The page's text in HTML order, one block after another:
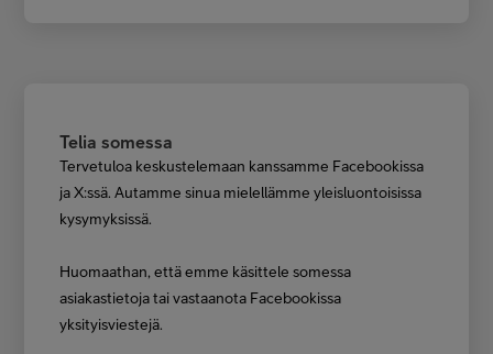
Telia somessa
Tervetuloa keskustelemaan kanssamme Facebookissa
ja X:ssä. Autamme sinua mielellämme yleisluontoisissa
kysymyksissä.
Huomaathan, että emme käsittele somessa
asiakastietoja tai vastaanota Facebookissa
yksityisviestejä.